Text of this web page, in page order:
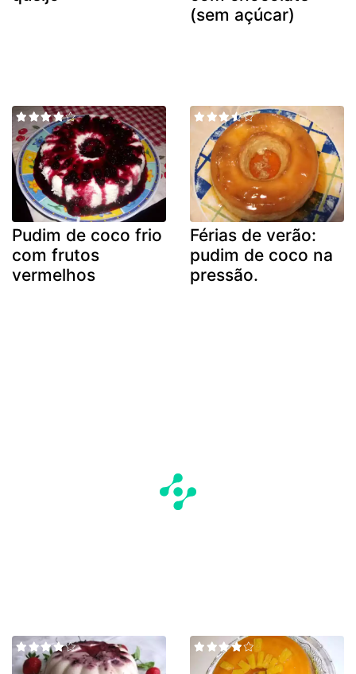
(sem açúcar)
Pudim de coco frio
com frutos
vermelhos
Férias de verão:
pudim de coco na
pressão.